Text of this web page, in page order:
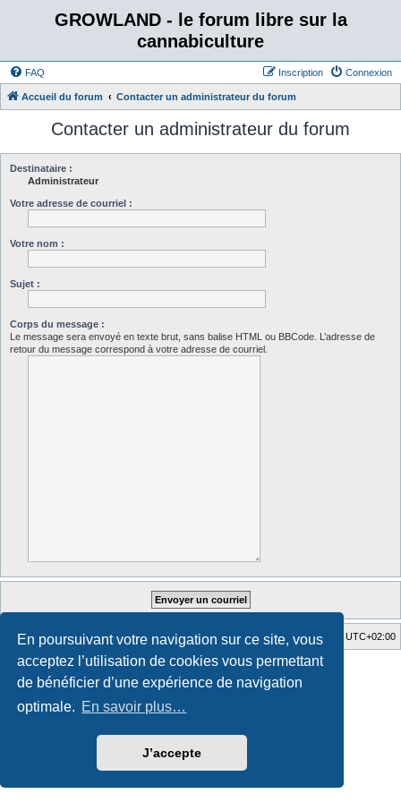
En poursuivant votre navigation sur ce site, vous
acceptez l’utilisation de cookies vous permettant
de bénéficier d’une expérience de navigation
optimale. En savoir plus…
J’accepte
GROWLAND - le forum libre sur la
cannabiculture
FAQ Connexion
Inscription
Accueil du forum Contacter un administrateur du forum
Contacter un administrateur du forum
Destinataire :
Administrateur
Votre adresse de courriel :
Votre nom :
Sujet :
Corps du message :
Le message sera envoyé en texte brut, sans balise HTML ou BBCode. L’adresse de
retour du message correspond à votre adresse de courriel.
Accueil du forum Fuseau horaire sur UTC+02:00
Style developed byZuma Portal, Turaiel,
Développé par
phpBB
® Forum Software © phpBB Limited
Traduction française officielle
Qiaeru
Confidentialité